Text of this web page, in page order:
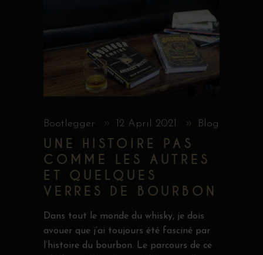
Bootlegger 12 April 2021 Blog
UNE HISTOIRE PAS
COMME LES AUTRES
ET QUELQUES
VERRES DE BOURBON
Dans tout le monde du whisky, je dois
avouer que j’ai toujours été fasciné par
l’histoire du bourbon. Le parcours de ce